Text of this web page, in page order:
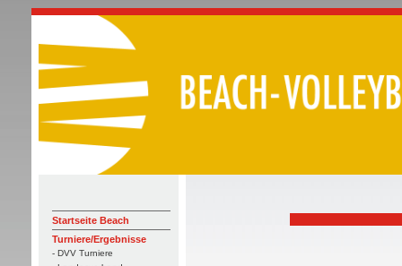
Startseite Beach
Turniere/Ergebnisse
- DVV Turniere